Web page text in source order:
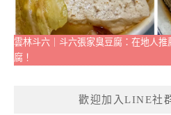
雲林斗六｜斗六張家臭豆腐：在地人
腐！
歡迎加入LINE社